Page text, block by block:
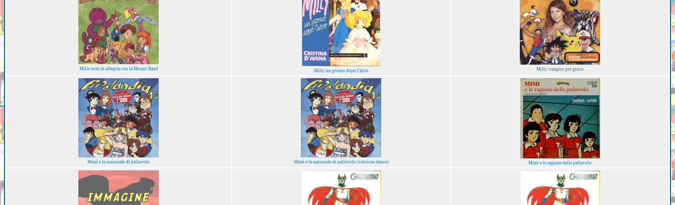
Mille note in allegria con la Mozart Band Milly un giorno dopo l'altro Milly vampiro per gioco
Mimì e la nazionale di pallavolo Mimì e la nazionale di pallavolo (versione dance) Mimi e le ragazze della pallavolo